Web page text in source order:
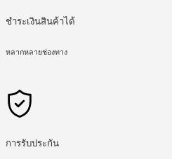
ชำระเงินสินค้าได้
หลากหลายช่องทาง
การรับประกัน